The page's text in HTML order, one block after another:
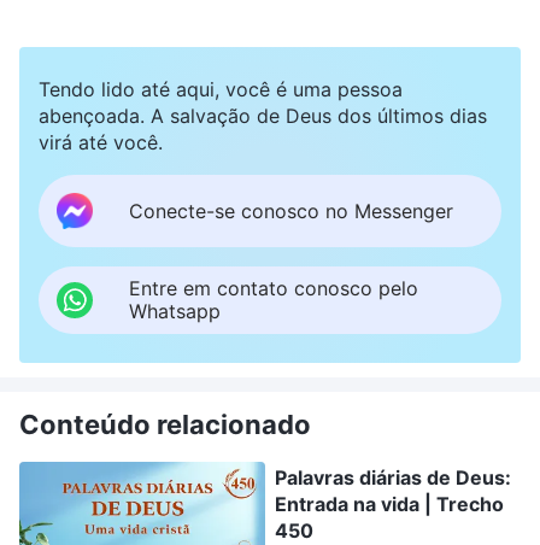
Tendo lido até aqui, você é uma pessoa
abençoada. A salvação de Deus dos últimos dias
virá até você.
Conecte-se conosco no Messenger
Entre em contato conosco pelo
Whatsapp
Conteúdo relacionado
Palavras diárias de Deus:
Entrada na vida | Trecho
450